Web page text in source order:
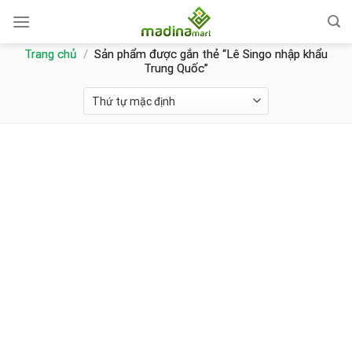
contentTrang chủ / Sản phẩm được gắn thẻ “Lê Singo nhập khẩu
Trung Quốc”